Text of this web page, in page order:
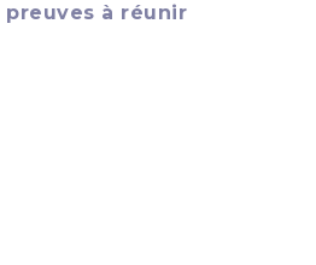
preuves à réunir